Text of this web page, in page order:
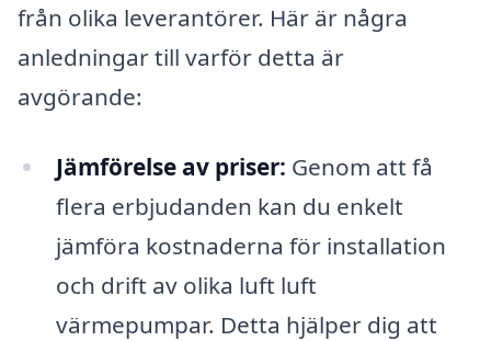
från olika leverantörer. Här är några
anledningar till varför detta är
avgörande:
Jämförelse av priser: Genom att få
flera erbjudanden kan du enkelt
jämföra kostnaderna för installation
och drift av olika luft luft
värmepumpar. Detta hjälper dig att